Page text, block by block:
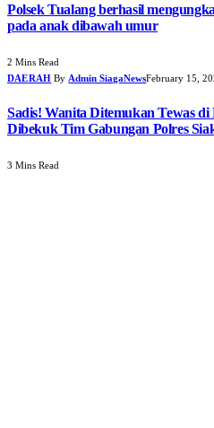
Polsek Tualang berhasil
pada anak dibawah umur
2 Mins Read
DAERAH By Admin SiagaNewsFebruary 15,
Sadis! Wanita Ditemukan Tewas
Dibekuk Tim Gabungan Polres
3 Mins Read